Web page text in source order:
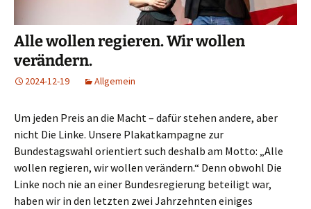
Alle wollen regieren. Wir wollen
verändern.
2024-12-19 Allgemein
Um jeden Preis an die Macht – dafür stehen andere, aber
nicht Die Linke. Unsere Plakatkampagne zur
Bundestagswahl orientiert such deshalb am Motto: „Alle
wollen regieren, wir wollen verändern.“ Denn obwohl Die
Linke noch nie an einer Bundesregierung beteiligt war,
haben wir in den letzten zwei Jahrzehnten einiges